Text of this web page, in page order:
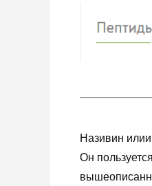
Називин
Он